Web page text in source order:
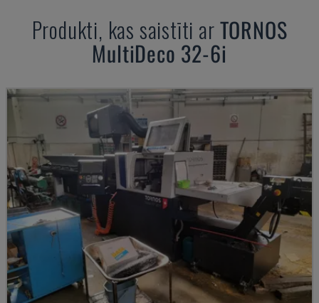
Produkti, kas saistīti arTORNOS
MultiDeco 32-6i